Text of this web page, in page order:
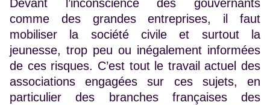
Devant l’inconscience des gouvernants
comme des grandes entreprises, il faut
mobiliser la société civile et surtout la
jeunesse, trop peu ou inégalement informées
de ces risques. C’est tout le travail actuel des
associations engagées sur ces sujets, en
particulier des branches françaises des